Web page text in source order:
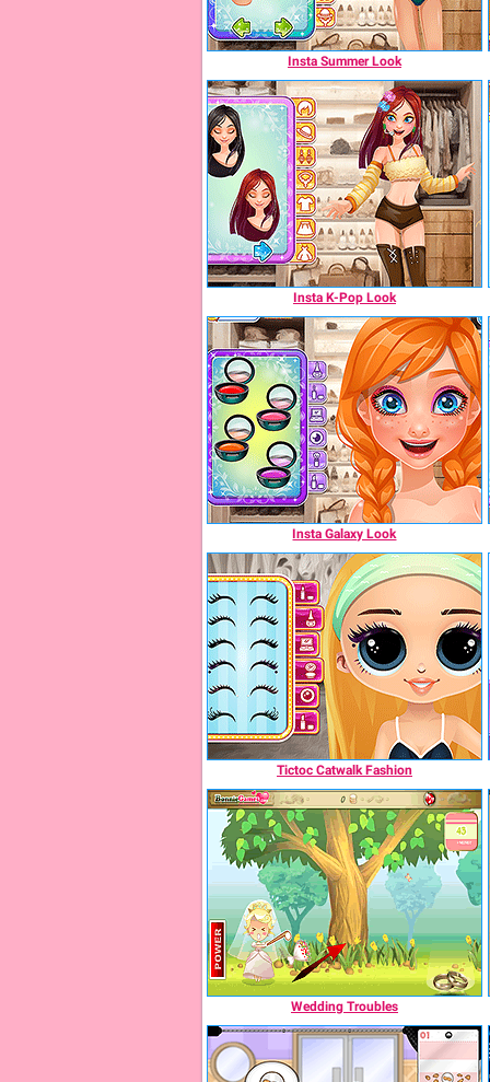
Insta Summer Look
Insta K-Pop Look
Insta Galaxy Look
Tictoc Catwalk Fashion
Wedding Troubles